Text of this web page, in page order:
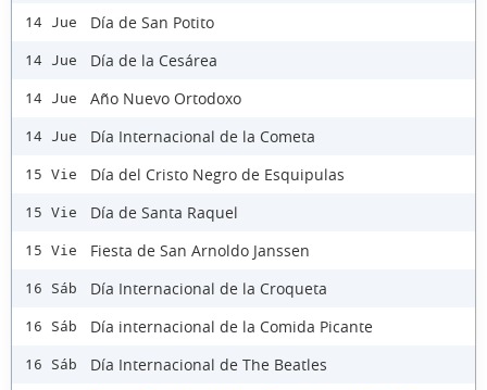
14 Jue Día de San Potito
14 Jue Día de la Cesárea
14 Jue Año Nuevo Ortodoxo
14 Jue Día Internacional de la Cometa
15 Vie Día del Cristo Negro de Esquipulas
15 Vie Día de Santa Raquel
15 Vie Fiesta de San Arnoldo Janssen
16 Sáb Día Internacional de la Croqueta
16 Sáb Día internacional de la Comida Picante
16 Sáb Día Internacional de The Beatles